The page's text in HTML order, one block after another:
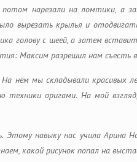
нарезали на ломтики, а
вырезать крылья и
голову с шеей, а затем
Максим разрешил нам
нём мы складывали красивых
техники оригами. На мой
навыку нас учила Арина
какой рисунок попал на